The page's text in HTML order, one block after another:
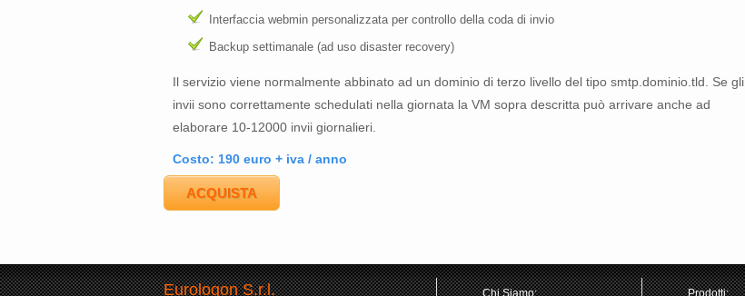
Interfaccia webmin personalizzata per controllo della coda di invio
Backup settimanale (ad uso disaster recovery)
Il servizio viene normalmente abbinato ad un dominio di terzo livello del tipo smtp.dominio.tld. Se gli
invii sono correttamente schedulati nella giornata la VM sopra descritta può arrivare anche ad
elaborare 10-12000 invii giornalieri.
Costo: 190 euro + iva / anno
ACQUISTA
Eurologon S.r.l. Chi Siamo: Prodotti: